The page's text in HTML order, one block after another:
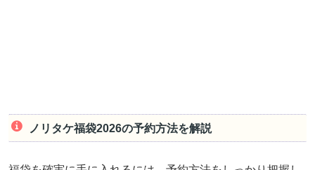
ノリタケ福袋2026の予約方法を解説